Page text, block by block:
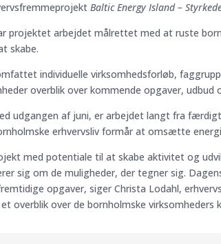
Baltic Energy Island –
projektet arbejdet målrettet med at ruste
skabe.
individuelle virksomhedsforløb,
overblik over kommende opgaver, udbud
udgangen af juni, er arbejdet langt fra
erhvervsliv formår at omsætte
med potentiale til at skabe aktivitet og
sig om de muligheder, der tegner sig.
opgaver, siger Christa Lodahl,
overblik over de bornholmske